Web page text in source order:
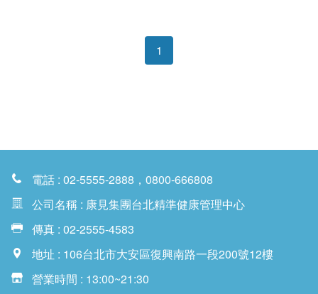
1
電話 : 02-5555-2888，0800-666808
公司名稱 : 康見集團台北精準健康管理中心
傳真 : 02-2555-4583
地址 : 106台北市大安區復興南路一段200號12樓
營業時間 : 13:00~21:30